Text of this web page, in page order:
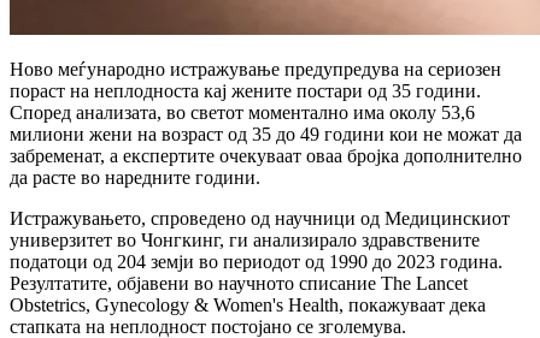
Ново меѓународно истражување предупредува на сериозен
пораст на неплодноста кај жените постари од 35 години.
Според анализата, во светот моментално има околу 53,6
милиони жени на возраст од 35 до 49 години кои не можат да
забременат, а експертите очекуваат оваа бројка дополнително
да расте во наредните години.
Истражувањето, спроведено од научници од Медицинскиот
универзитет во Чонгкинг, ги анализирало здравствените
податоци од 204 земји во периодот од 1990 до 2023 година.
Резултатите, објавени во научното списание The Lancet
Obstetrics, Gynecology & Women's Health, покажуваат дека
стапката на неплодност постојано се зголемува.